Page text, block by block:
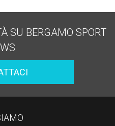
SU BERGAMO SPORT